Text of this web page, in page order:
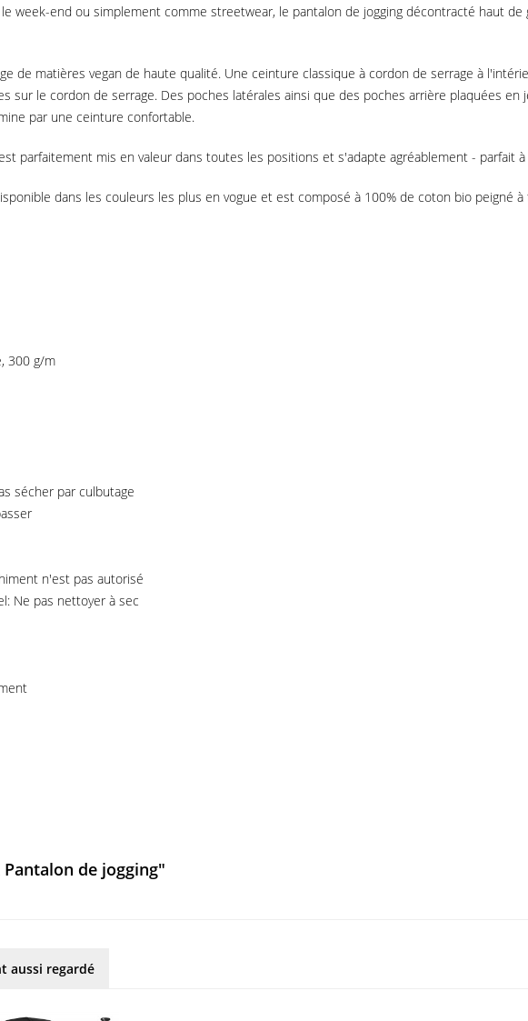
week-end ou simplement comme streetwear, le pantalon de jogging décontracté haut de
de matières vegan de haute qualité. Une ceinture classique à cordon de serrage à
le cordon de serrage. Des poches latérales ainsi que des poches arrière plaquées
par une ceinture confortable.
parfaitement mis en valeur dans toutes les positions et s'adapte agréablement - parfait
dans les couleurs les plus en vogue et est composé à 100% de coton bio peigné
300 g/m
sécher par culbutage
n'est pas autorisé
Ne pas nettoyer à sec
de jogging"
aussi regardé